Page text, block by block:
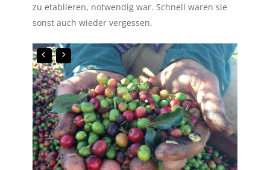
zu etablieren, notwendig war. Schnell waren sie
sonst auch wieder vergessen.